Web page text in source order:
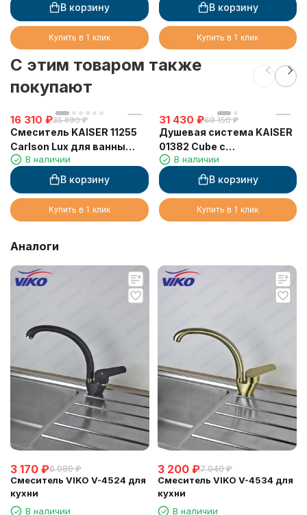
В корзину
Купить в 1 клик
В корзину
Купить в 1 клик
C этим товаром также
покупают
16 310 ₽35 890 ₽
Смеситель KAISER 11255
Carlson Lux для ванны
(кран-букса 6142,
дивертор 6057)
В наличии
В корзину
Купить в 1 клик
31 430 ₽69 150 ₽
Душевая система KAISER
01382 Cube с
термостатом 6282
В наличии
В корзину
Купить в 1 клик
Аналоги
3 170 ₽6 980 ₽
Смеситель VIKO V-4524 для
кухни
В наличии
3 200 ₽7 040 ₽
Смеситель VIKO V-4534 для
кухни
В наличии